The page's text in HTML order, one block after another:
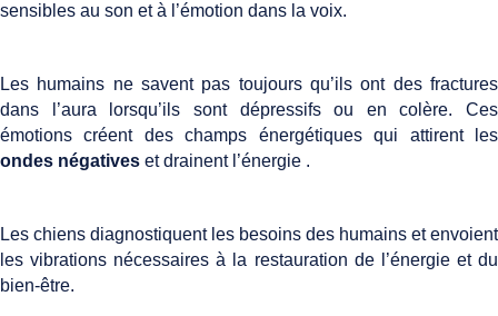
sensibles au son et à l’émotion dans la voix.
Les humains ne savent pas toujours qu’ils ont des fractures
dans l’aura lorsqu’ils sont dépressifs ou en colère. Ces
émotions créent des champs énergétiques qui attirent les
ondes négatives et drainent l’énergie .
Les chiens diagnostiquent les besoins des humains et envoient
les vibrations nécessaires à la restauration de l’énergie et du
bien-être.